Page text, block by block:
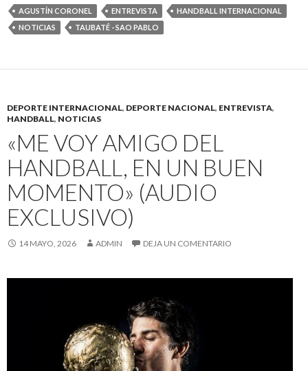
AGUSTÍN CORONEL ENTREVISTA
HANDBALL INTERNACIONAL
NOTICIAS
TAUBATÉ - SAO PABLO
DEPORTE INTERNACIONAL, DEPORTE NACIONAL, ENTREVISTA,
HANDBALL, NOTICIAS
«ME VOY AMIGO DEL
HANDBALL, EN UN BUEN
MOMENTO» (AUDIO
EXCLUSIVO)
14 MAYO, 2026 ADMIN DEJA UN COMENTARIO